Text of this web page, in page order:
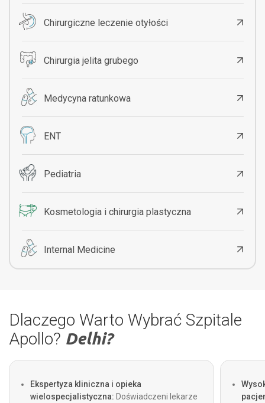
Chirurgiczne leczenie otyłości
Chirurgia jelita grubego
Medycyna ratunkowa
ENT
Pediatria
Kosmetologia i chirurgia plastyczna
Internal Medicine
Dlaczego Warto Wybrać Szpitale
Apollo? Delhi?
Ekspertyza kliniczna i opieka
wielospecjalistyczna: Doświadczeni lekarze